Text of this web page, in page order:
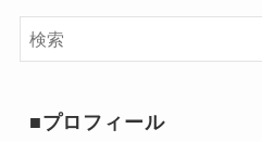
■プロフィール